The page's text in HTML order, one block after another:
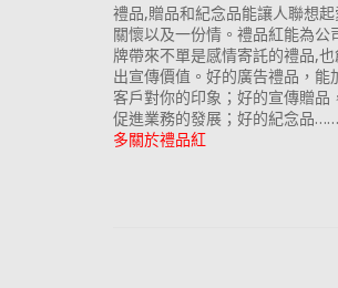
禮品,贈品和紀念品能讓人聯想
關懷以及一份情。禮品紅能為公
牌帶來不單是感情寄託的禮品,
出宣傳價值。好的廣告禮品，能
客戶對你的印象；好的宣傳贈品
促進業務的發展；好的紀念品……
多關於禮品紅